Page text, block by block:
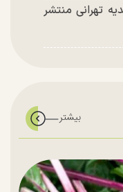
تهرانی منتشر